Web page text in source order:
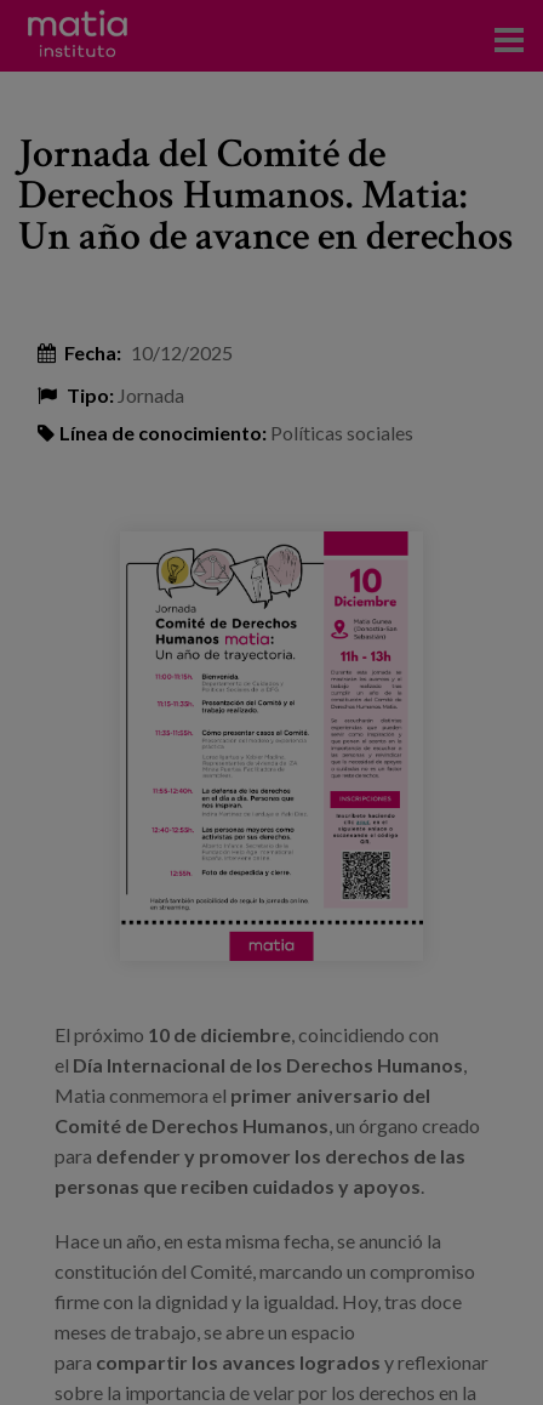
Investigación
Publicaciones
Formación
Eventos
Trabaja con nosotros
Canal de denuncias
Jornada del Comité de
Derechos Humanos. Matia:
Un año de avance en derechos
Fecha: 10/12/2025
Tipo: Jornada
Línea de conocimiento: Políticas sociales
El próximo 10 de diciembre , coincidiendo con
el Día Internacional de los Derechos Humanos
Matia conmemora el primer aniversario del
Comité de Derechos Humanos , un órgano creado
para defender y promover los derechos de las
personas que reciben cuidados y apoyos
Hace un año, en esta misma fecha, se anunció la
constitución del Comité, marcando un compromiso
firme con la dignidad y la igualdad. Hoy, tras doce
meses de trabajo, se abre un espacio
para compartir los avances logrados y reflexionar
sobre la importancia de velar por los derechos en la